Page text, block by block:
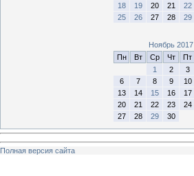
18
19 20 21 22
25
26 27 28 29
Ноябрь 2017
Пн
Вт Ср Чт Пт
1
2 3
6
7 8 9 10
13
14 15 16 17
20
21 22 23 24
27
28 29 30
Полная версия сайта